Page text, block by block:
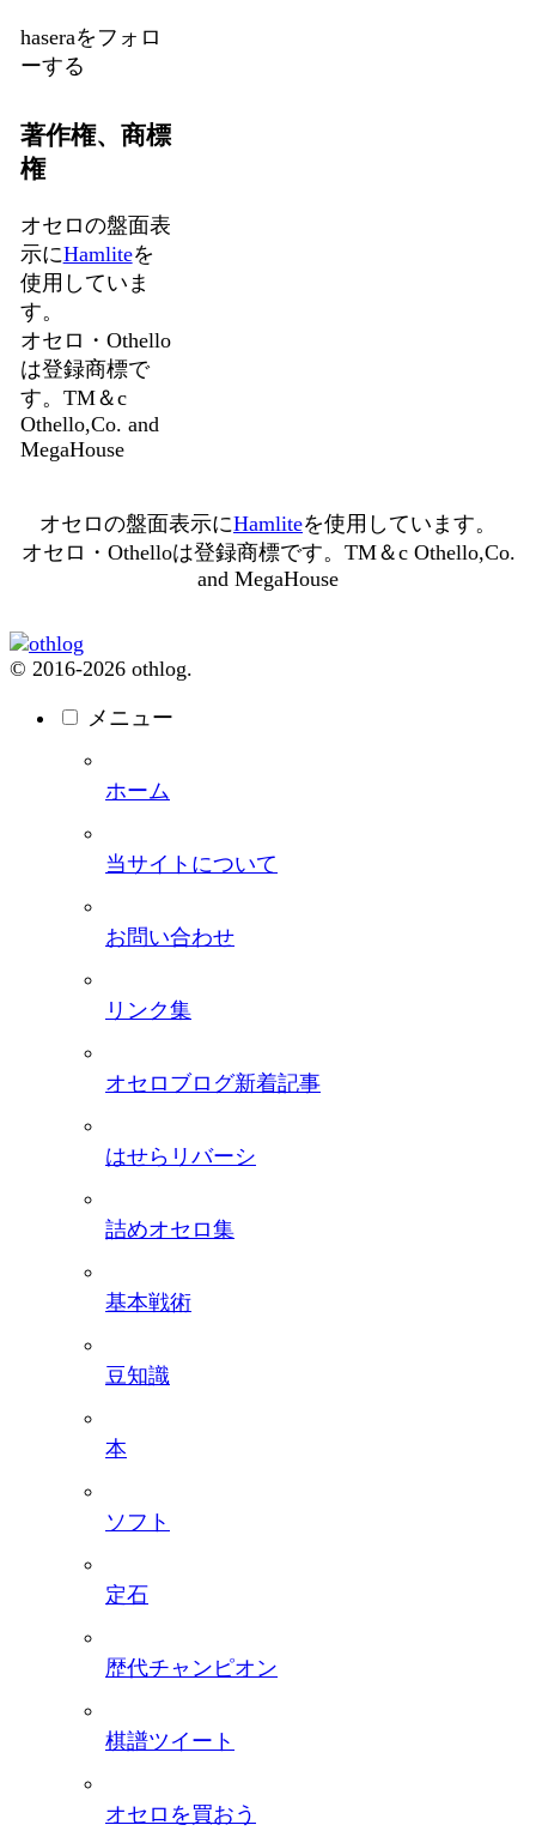
haseraをフォロ
ーする
著作権、商標
権
オセロの盤面表
示にHamliteを
使用していま
す。
オセロ・Othello
は登録商標で
す。TM＆c
Othello,Co. and
MegaHouse
オセロの盤面表示にHamliteを使用しています。
オセロ・Othelloは登録商標です。TM＆c Othello,Co.
and MegaHouse
© 2016-2026 othlog.
メニュー
ホーム
当サイトについて
お問い合わせ
リンク集
オセロブログ新着記事
はせらリバーシ
詰めオセロ集
基本戦術
豆知識
本
ソフト
定石
歴代チャンピオン
棋譜ツイート
オセロを買おう